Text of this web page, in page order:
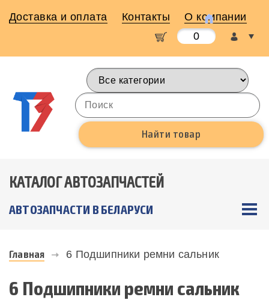
Доставка и оплата Контакты
О компании
0
КАТАЛОГ АВТОЗАПЧАСТЕЙ
АВТОЗАПЧАСТИ В БЕЛАРУСИ
Главная 6 Подшипники ремни сальник
6 Подшипники ремни сальник